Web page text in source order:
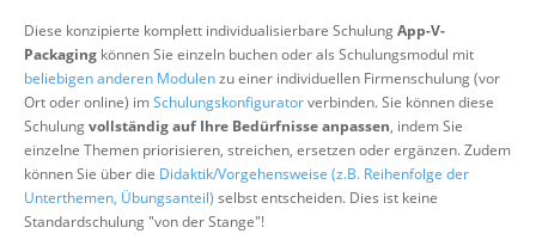
Suche
Diese konzipierte komplett individualisierbare SchulungApp-V-
Packaging können Sie einzeln buchen oder als Schulungsmodul mit
beliebigen anderen Modulenzu einer individuellen Firmenschulung (vor
Ort oder online) imSchulungskonfiguratorverbinden. Sie können diese
Schulungvollständig auf Ihre Bedürfnisse anpassen, indem Sie
einzelne Themen priorisieren, streichen, ersetzen oder ergänzen. Zudem
können Sie über die Didaktik/Vorgehensweise (z.B. Reihenfolge der
Unterthemen, Übungsanteil) selbst entscheiden. Dies ist keine
Standardschulung "von der Stange"!